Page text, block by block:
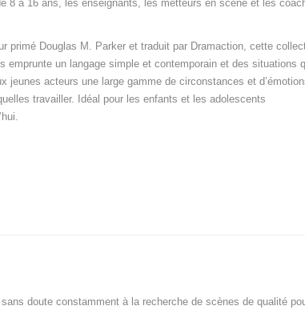
8 à 16 ans, les enseignants, les metteurs en scène et les
primé Douglas M. Parker et traduit par Dramaction, cette
emprunte un langage simple et contemporain et des situations
jeunes acteurs une large gamme de circonstances et
travailler. Idéal pour les enfants et les adolescents
doute constamment à la recherche de scènes de qualité